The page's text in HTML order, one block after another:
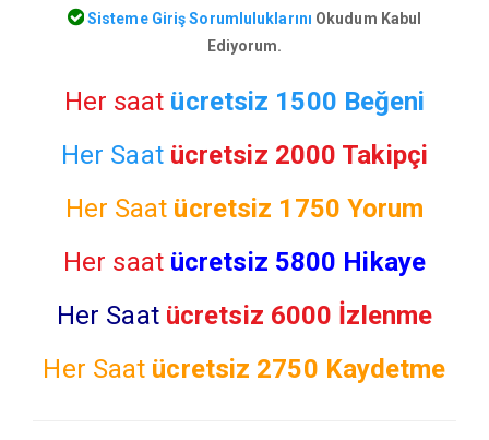
Sisteme Giriş Sorumluluklarını Okudum Kabul
Ediyorum.
Her saat ücretsiz 1500 Beğeni
Her Saat ücretsiz 2000 Takipçi
Her Saat ücretsiz 1750 Yorum
Her saat ücretsiz 5800 Hikaye
Her Saat ücretsiz 6000 İzlenme
Her Saat ücretsiz 2750 Kaydetme